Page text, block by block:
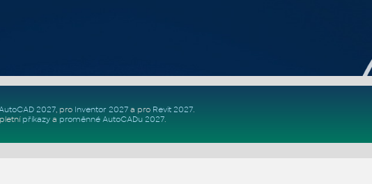
2027, pro Inventor 2027a pro Revit 2027.
příkazya proměnné AutoCADu 2027.